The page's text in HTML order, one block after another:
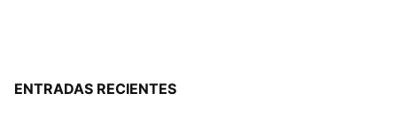
ENTRADAS RECIENTES